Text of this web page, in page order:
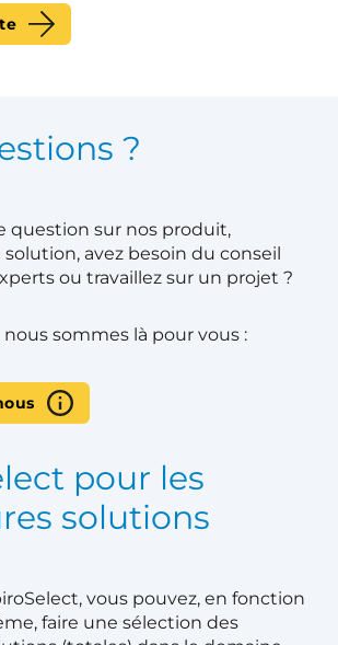
?
question sur nos produit,
avez besoin du conseil
ou travaillez sur un projet ?
nous sommes là pour vous :
pour les
solutions
vous pouvez, en fonction
faire une sélection des